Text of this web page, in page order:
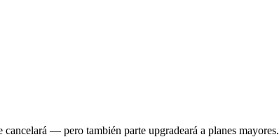
— pero también parte upgradeará a planes mayores.